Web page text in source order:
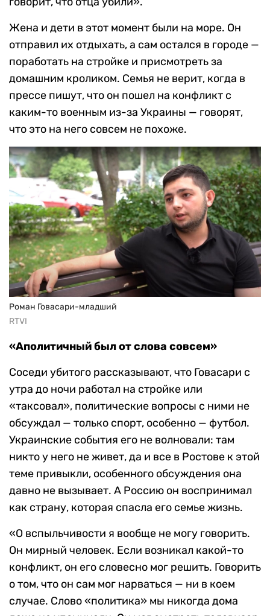
Жена и дети в этот момент были на море. Он
отправил их отдыхать, а сам остался в городе —
поработать на стройке и присмотреть за
домашним кроликом. Семья не верит, когда в
прессе пишут, что он пошел на конфликт с
каким-то военным из-за Украины — говорят,
что это на него совсем не похоже.
Роман Говасари-младший
RTVI
«Аполитичный был от слова совсем»
Соседи убитого рассказывают, что Говасари с
утра до ночи работал на стройке или
«таксовал», политические вопросы с ними не
обсуждал — только спорт, особенно — футбол.
Украинские события его не волновали: там
никто у него не живет, да и все в Ростове к этой
теме привыкли, особенного обсуждения она
давно не вызывает. А Россию он воспринимал
как страну, которая спасла его семье жизнь.
«О вспыльчивости я вообще не могу говорить.
Он мирный человек. Если возникал какой-то
конфликт, он его словесно мог решить. Говорить
о том, что он сам мог нарваться — ни в коем
случае. Слово «политика» мы никогда дома